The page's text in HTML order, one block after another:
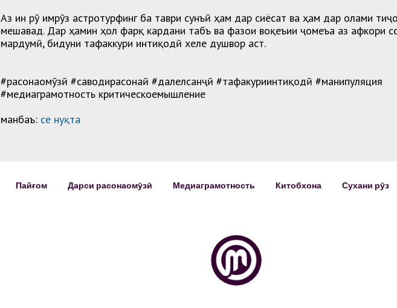
Аз ин рӯ имрӯз астротурфинг ба таври сунъӣ ҳам дар сиёсат ва ҳам дар олами
мешавад. Дар ҳамин ҳол фарқ кардани табъ ва фазои воқеъии ҷомеъа аз афкори
мардумӣ, бидуни тафаккури интиқодӣ хеле душвор аст.
#расонаомӯзӣ #саводирасонаӣ #далелсанҷӣ #тафакуриинтиқодӣ #манипуляция
#медиаграмотность критическоемышление
манбаъ: cе нуқта
Пайғом Дарси расонаомӯзӣ Медиаграмотность Китобхона Сухани рӯз